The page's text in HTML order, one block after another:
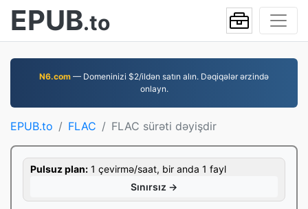
EPUB.to
N6.com — Domeninizi $2/ildən satın alın. Dəqiqələr ərzində
onlayn.
EPUB.to FLAC FLAC sürəti dəyişdir
Pulsuz plan: 1 çevirmə/saat, bir anda 1 fayl
Sınırsız →